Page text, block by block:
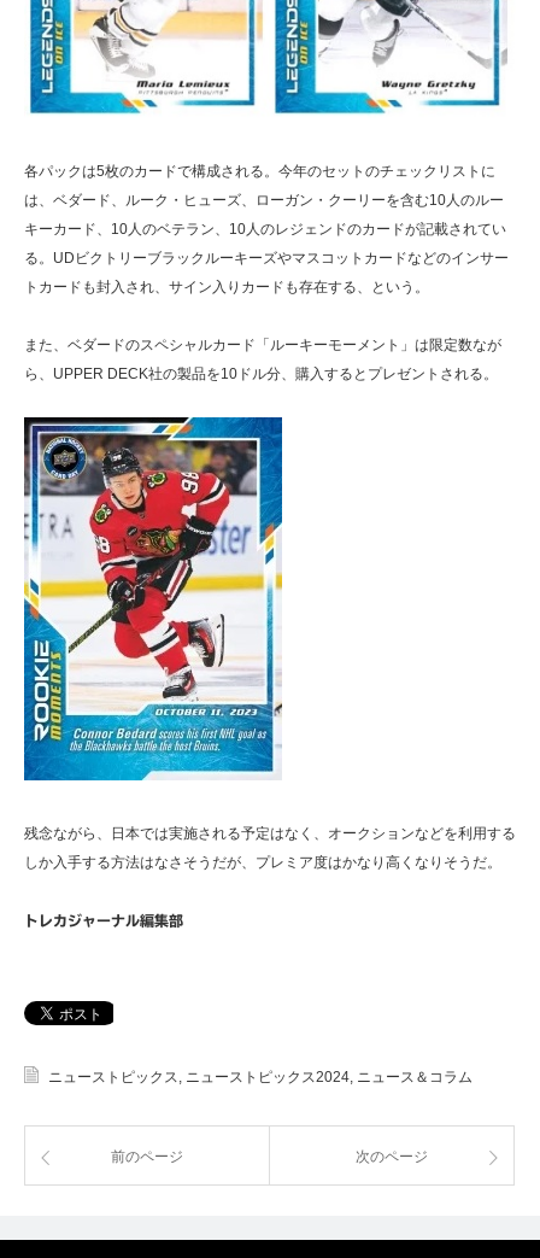
各パックは5枚のカードで構成される。今年のセットのチェックリストに
は、ベダード、ルーク・ヒューズ、ローガン・クーリーを含む10人のルー
キーカード、10人のベテラン、10人のレジェンドのカードが記載されてい
る。UDビクトリーブラックルーキーズやマスコットカードなどのインサー
トカードも封入され、サイン入りカードも存在する、という。
また、ベダードのスペシャルカード「ルーキーモーメント」は限定数なが
ら、UPPER DECK社の製品を10ドル分、購入するとプレゼントされる。
残念ながら、日本では実施される予定はなく、オークションなどを利用する
しか入手する方法はなさそうだが、プレミア度はかなり高くなりそうだ。
トレカジャーナル編集部
ニューストピックス ニューストピックス2024 ニュース＆コラム
前のページ 次のページ